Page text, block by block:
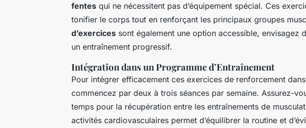
fentes qui ne nécessitent pas d’équipement spécial. Ces
tonifier le corps tout en renforçant les principaux groupes
d’exercices sont également une option accessible, envisagez
un entraînement progressif.
Intégration dans un Programme d’Entraînement
Pour intégrer efficacement ces exercices de renforcement
commencez par deux à trois séances par semaine. Assurez-
temps pour la récupération entre les entraînements de
activités cardiovasculaires permet d’équilibrer la routine et